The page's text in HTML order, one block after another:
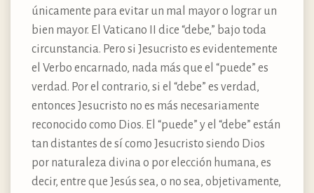
únicamente para evitar un mal mayor o lograr un
bien mayor. El Vaticano II dice “debe,” bajo toda
circunstancia. Pero si Jesucristo es evidentemente
el Verbo encarnado, nada más que el “puede” es
verdad. Por el contrario, si el “debe” es verdad,
entonces Jesucristo no es más necesariamente
reconocido como Dios. El “puede” y el “debe” están
tan distantes de sí como Jesucristo siendo Dios
por naturaleza divina o por elección humana, es
decir, entre que Jesús sea, o no sea, objetivamente,